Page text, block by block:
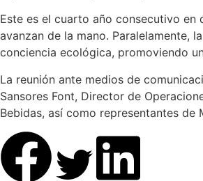
Este es el cuarto año consecutivo
avanzan de la mano. Paralelamente,
conciencia ecológica, promoviendo
La reunión ante medios de
Sansores Font, Director de
Bebidas, así como representantes de